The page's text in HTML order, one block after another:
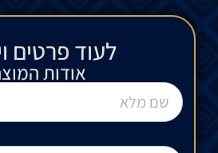
לעוד פרטים
אודות